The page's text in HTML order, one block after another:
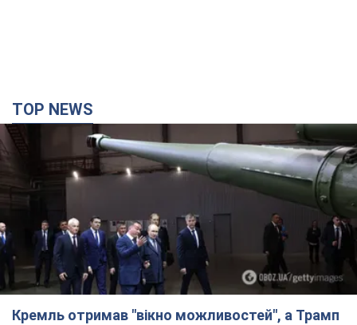
TOP NEWS
Кремль отримав "вікно можливостей", а Трамп